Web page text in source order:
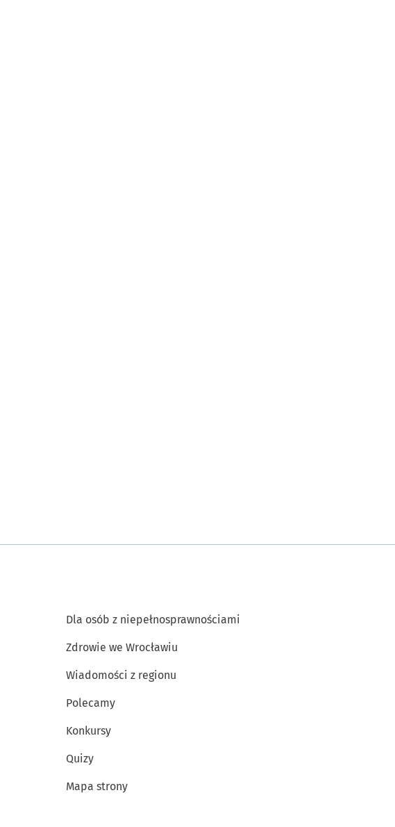
Dla osób z niepełnosprawnościami
Zdrowie we Wrocławiu
Wiadomości z regionu
Polecamy
Konkursy
Quizy
Mapa strony